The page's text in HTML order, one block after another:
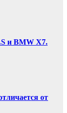
и BMW X7.
от